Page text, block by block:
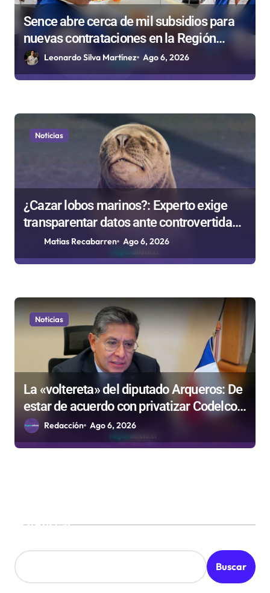
d
a Sence abre cerca de mil subsidios para
nuevas contrataciones en la Región
Antofagasta
Leonardo Silva Martínez Ago 6, 2026
Noticias
¿Cazar lobos marinos?: Experto exige
transparentar datos ante controvertida
medida que evalúa el Gobierno
Matias Recabarren Ago 6, 2026
Noticias
La «voltereta» del diputado Arqueros: De
estar de acuerdo con privatizar Codelco a
defender una empresa 100% estatal
Redacción Ago 6, 2026
Buscar
Buscar